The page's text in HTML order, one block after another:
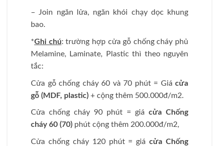
– Join ngăn lửa, ngăn khói chạy dọc khung
bao.
*Ghi chú: trường hợp cửa gỗ chống cháy phủ
Melamine, Laminate, Plastic thì theo nguyên
tắc:
Cửa gỗ chống cháy 60 và 70 phút = Giá cửa
gỗ (MDF, plastic) + cộng thêm 500.000đ/m2.
Cửa chống cháy 90 phút = giá cửa Chống
cháy 60 (70) phút cộng thêm 200.000đ/m2,
Cửa chống cháy 120 phút = giácửa Chống